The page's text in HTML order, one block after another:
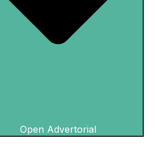
Open Advertorial